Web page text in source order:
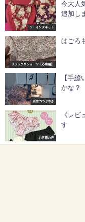
ソーイングキット
今大人
追加し
リラックスショーツ【応用編】
はごろ
店主のつぶやき
【手
かな？
お客様の声
《レ
す